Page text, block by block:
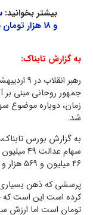
بیشتر بخوانید:
و ۱۸ هزار تومان شد
به گزارش تابناک:
رهبر
جمهور روحانی مبنی بر
زمان، دوباره موضوع
شد.
به گزارش بورس
46 میلیون و 569 هزار و 483 نفر در قید حیات می باشند.
پرسشی که ذهن